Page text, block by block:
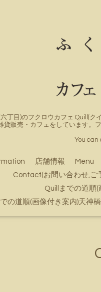
丁目)のフクロウカフェ Quill(
貨販売・カフェをしています。
You can
店舗情報 Menu
Contact(お問い合わせ,ご
Quillまでの道順
の道順(画像付き案内)天神